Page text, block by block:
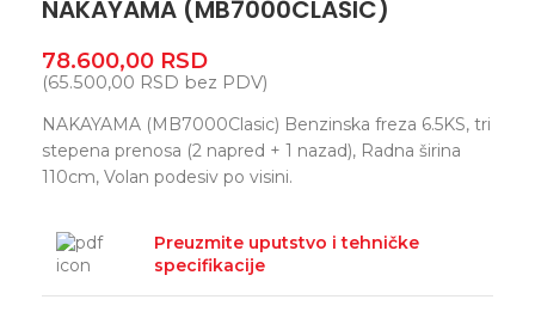
NAKAYAMA (MB7000CLASIC)
78.600,00 RSD
(65.500,00 RSD bez PDV)
NAKAYAMA (MB7000Clasic) Benzinska freza 6.5KS, tri
stepena prenosa (2 napred + 1 nazad), Radna širina
110cm, Volan podesiv po visini.
Preuzmite uputstvo i tehničke
specifikacije